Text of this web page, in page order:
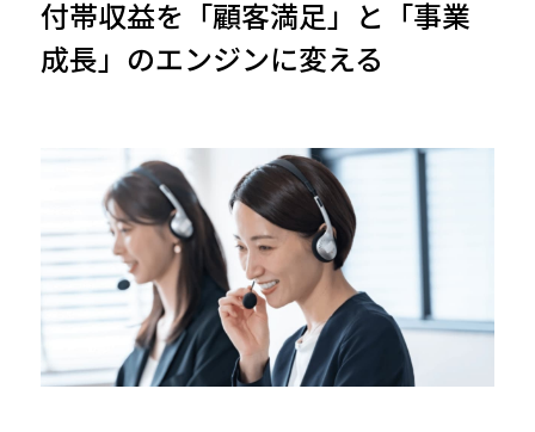
付帯収益を「顧客満足」と「事業
成長」のエンジンに変える